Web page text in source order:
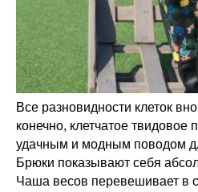
Все разновидности клеток
конечно, клетчатое твидовое
удачным и модным поводом
Брюки показывают себя
Чаша весов перевешивает в